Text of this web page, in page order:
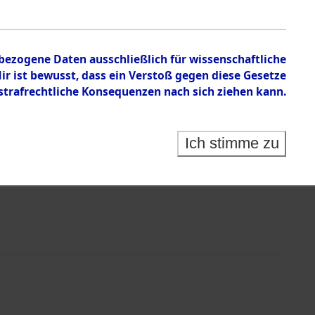
Daten ausschließlich für wissenschaftliche
bewusst, dass ein Verstoß gegen diese Gesetze
Konsequenzen nach sich ziehen kann.
Ich stimme zu